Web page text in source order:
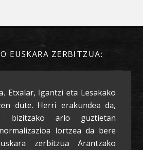
EUSKARA ZERBITZUA:
Etxalar, Igantzi eta Lesakako
dute. Herri erakundea da,
bizitzako arlo guztietan
lortzea da bere
zerbitzua Arantzako